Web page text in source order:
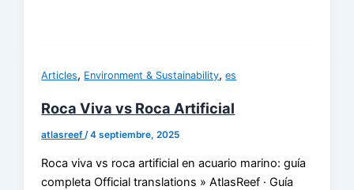
Articles, Environment & Sustainability,es
Roca Viva vs Roca Artificial
atlasreef/4 septiembre, 2025
Roca viva vs roca artificial en acuario marino: guía
completa Official translations » AtlasReef · Guía